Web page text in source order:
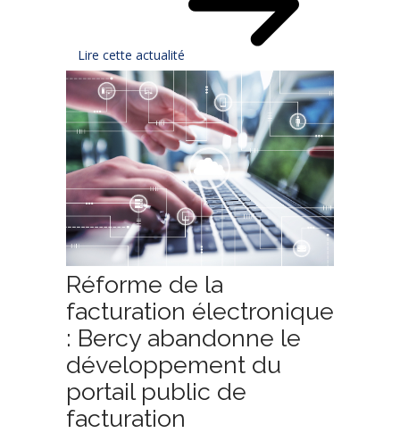
Lire cette actualité
Réforme de la
facturation électronique
: Bercy abandonne le
développement du
portail public de
facturation